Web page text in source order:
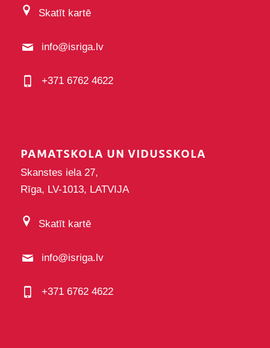
Skatīt kartē
info@isriga.lv
+371 6762 4622
PAMATSKOLA UN VIDUSSKOLA
Skanstes iela 27,
Rīga, LV-1013, LATVIJA
Skatīt kartē
info@isriga.lv
+371 6762 4622